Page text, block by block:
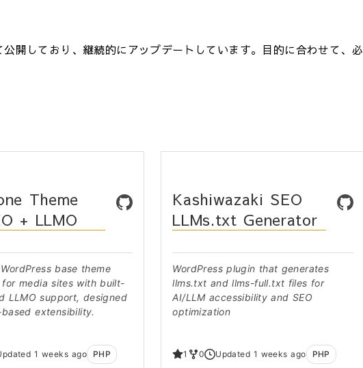
開しており、継続的にアップデートしています。目的に合わせて、必
Theme
+ LLMO
base theme
media sites with built-
LLMO support, designed
extensibility.
1 weeks ago PHP
Kashiwazaki SEO
LLMs.txt Generator
WordPress plugin that generates
llms.txt and llms-full.txt files for
AI/LLM accessibility and SEO
optimization
1 0 Updated 1 weeks ago PHP